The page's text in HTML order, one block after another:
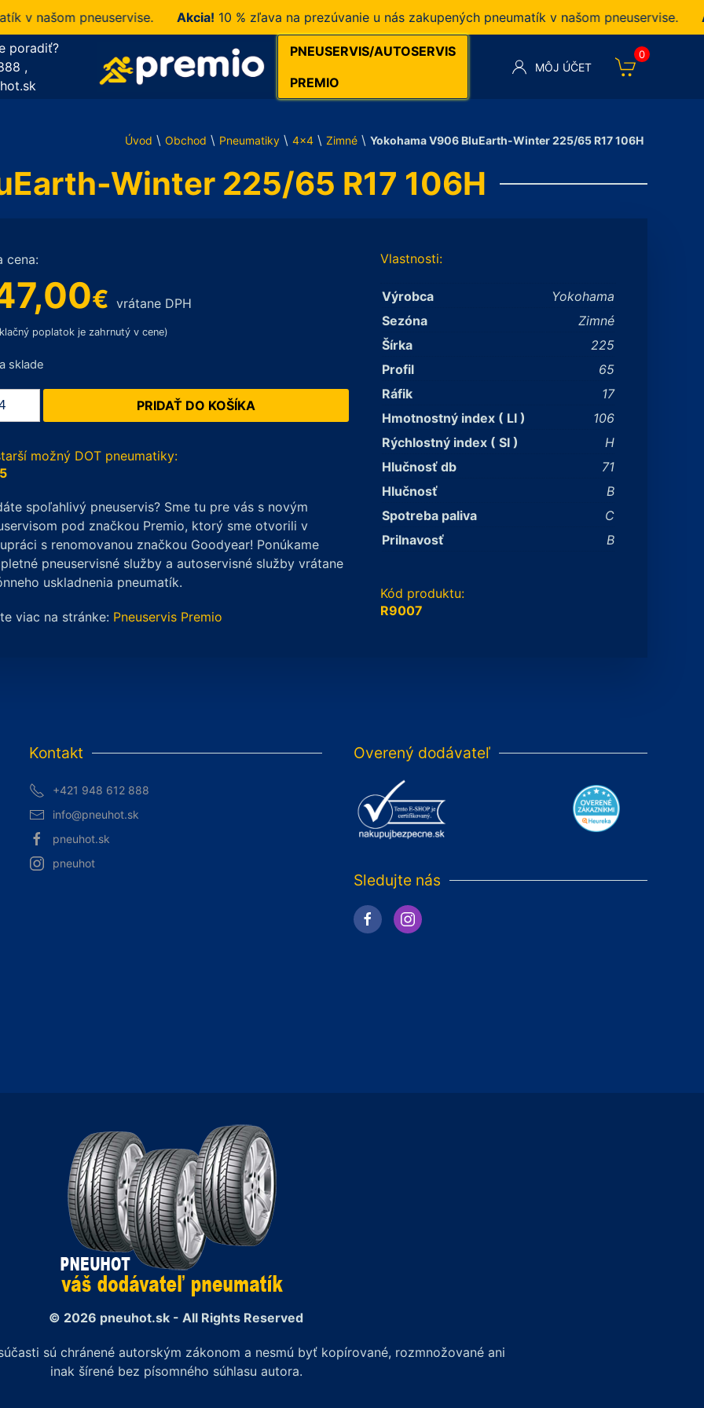
našom pneuservise. Akcia!10 % zľava na prezúvanie u nás zakupených pneumatík v našom pneuservise.
poradiť?
,
PNEUSERVIS/AUTOSERVIS
PREMIO
MÔJ ÚČET
0
Úvod \ Obchod \ Pneumatiky \ 4x4 \ Zimné \ Yokohama V906 BluEarth-Winter 225/65 R17 106H
Winter 225/65 R17 106H
cena:
€ vrátane DPH
poplatok je zahrnutý v cene)
sklade
PRIDAŤ DO KOŠÍKA
možný DOT pneumatiky:
spoľahlivý pneuservis? Sme tu pre vás s novým
pod značkou Premio, ktorý sme otvorili v
s renomovanou značkou Goodyear! Ponúkame
pneuservisné služby a autoservisné služby vrátane
uskladnenia pneumatík.
viac na stránke: Pneuservis Premio
Vlastnosti:
Výrobca
Yokohama
Sezóna
Zimné
Šírka
225
Profil
65
Ráfik
17
Hmotnostný index ( LI )
106
Rýchlostný index ( SI )
H
Hlučnosť db
71
Hlučnosť
B
Spotreba paliva
C
Prilnavosť
B
Kód produktu:
R9007
Kontakt
+421 948 612 888
info@pneuhot.sk
pneuhot.sk
pneuhot
Overený dodávateľ
Sledujte nás
© 2026 pneuhot.sk - All Rights Reserved
sú chránené autorským zákonom a nesmú byť kopírované, rozmnožované ani
inak šírené bez písomného súhlasu autora.